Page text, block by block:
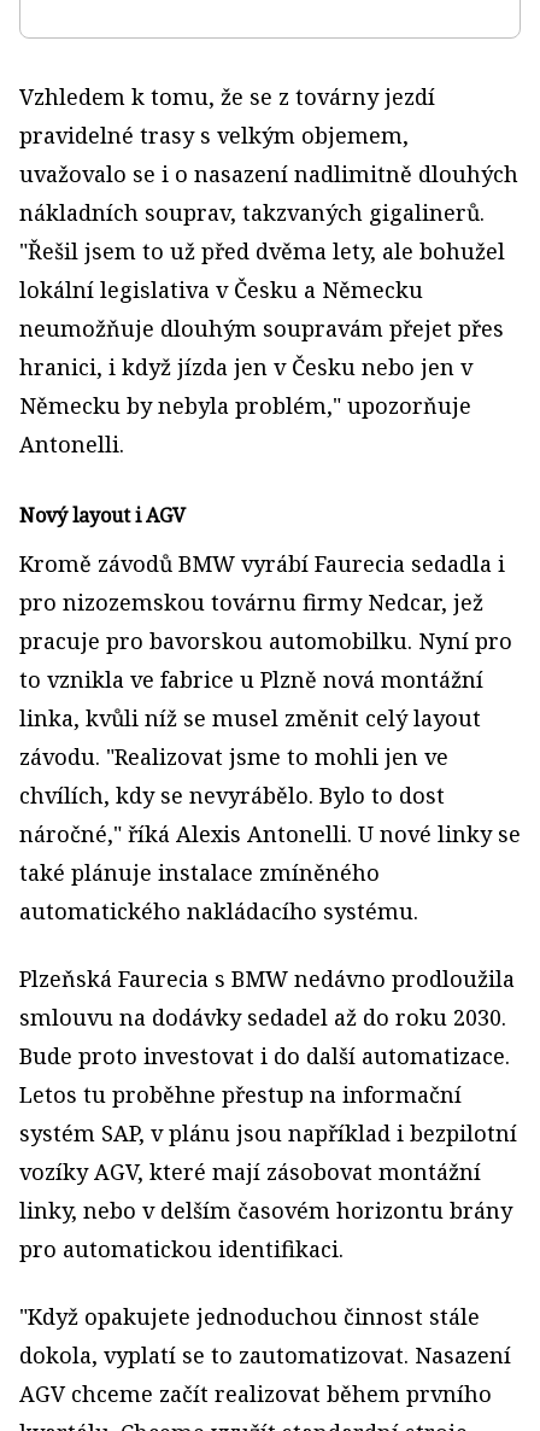
Vzhledem k tomu, že se z továrny jezdí
pravidelné trasy s velkým objemem,
uvažovalo se i o nasazení nadlimitně dlouhých
nákladních souprav, takzvaných gigalinerů.
"Řešil jsem to už před dvěma lety, ale bohužel
lokální legislativa v Česku a Německu
neumožňuje dlouhým soupravám přejet přes
hranici, i když jízda jen v Česku nebo jen v
Německu by nebyla problém," upozorňuje
Antonelli.
Nový layout i AGV
Kromě závodů BMW vyrábí Faurecia sedadla i
pro nizozemskou továrnu firmy Nedcar, jež
pracuje pro bavorskou automobilku. Nyní pro
to vznikla ve fabrice u Plzně nová montážní
linka, kvůli níž se musel změnit celý layout
závodu. "Realizovat jsme to mohli jen ve
chvílích, kdy se nevyrábělo. Bylo to dost
náročné," říká Alexis Antonelli. U nové linky se
také plánuje instalace zmíněného
automatického nakládacího systému.
Plzeňská Faurecia s BMW nedávno prodloužila
smlouvu na dodávky sedadel až do roku 2030.
Bude proto investovat i do další automatizace.
Letos tu proběhne přestup na informační
systém SAP, v plánu jsou například i bezpilotní
vozíky AGV, které mají zásobovat montážní
linky, nebo v delším časovém horizontu brány
pro automatickou identifikaci.
"Když opakujete jednoduchou činnost stále
dokola, vyplatí se to zautomatizovat. Nasazení
AGV chceme začít realizovat během prvního